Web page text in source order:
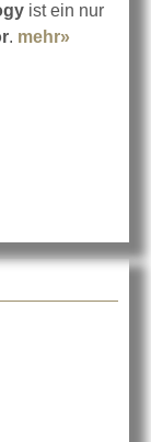
ist ein nur
. mehr»